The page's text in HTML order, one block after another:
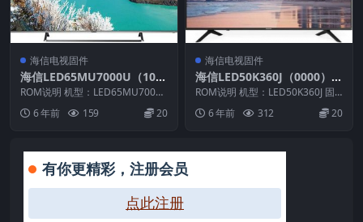
海信电视固件
海信LED65MU7000U（100
0）BOM2_C003_20160713
官方原厂USB刷机电视固件包
ROM说明 机型：LED65MU7000
U 固件版本：（1000） BOM：2
... 6 年前 159 20
海信电视固件
海信LED50K360J（0000）B
OM1_C007官方原厂USB刷
机电视固件包
ROM说明 机型：LED50K360J 固
件版本：（0000） BOM：1 海
信...6 年前 312 20
有你更精彩，注册会员
点此注册